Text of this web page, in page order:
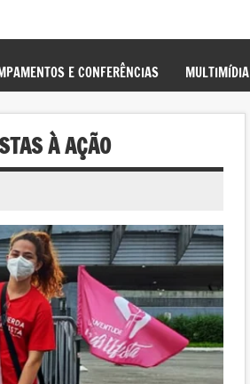
E CONFERÊNCIAS MULTIMÍDIA
À AÇÃO